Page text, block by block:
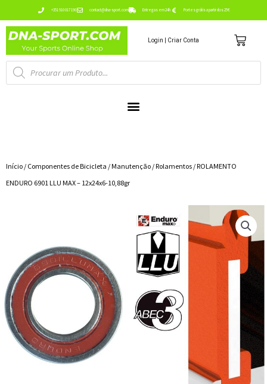
para
conteúdo
+351 910 017 190 contact@dna-sport.com Entregas em 24h Portes grátis a partir dos 25€
Login | Criar Conta
Pesquisa
de
produtos
Início / Componentes de Bicicleta / Manutenção / Rolamentos / ROLAMENTO
ENDURO 6901 LLU MAX – 12x24x6-10,88gr